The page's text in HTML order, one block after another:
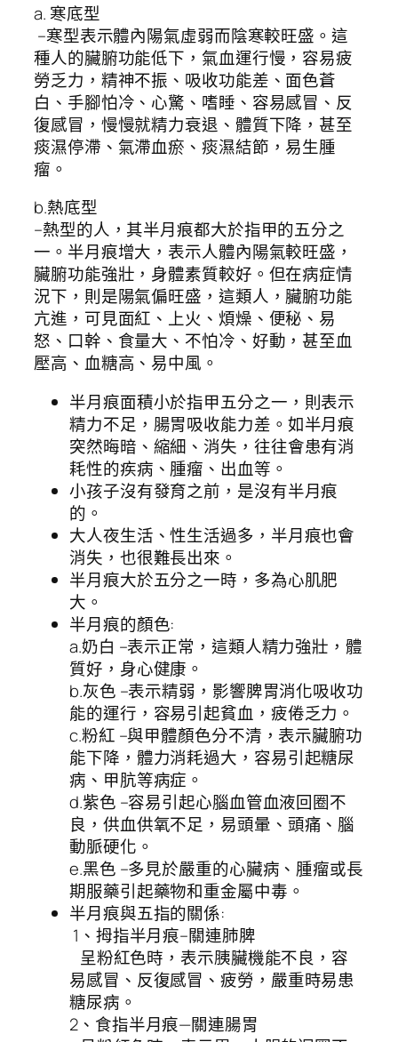
a. 寒底型
–寒型表示體內陽氣虛弱而陰寒較旺盛。這
種人的臟腑功能低下，氣血運行慢，容易疲
勞乏力，精神不振、吸收功能差、面色蒼
白­、手腳怕冷、心驚、嗜睡、容易感冒、反
復感冒，慢慢就精力衰退、體質下降，甚至
痰濕停滯、氣滯血瘀、痰濕結節，易生腫
瘤。
b.熱底型
–熱型的人，其半月痕都大於指甲的五分之
一。半月痕增大，表示人體內陽氣較旺盛，
臟腑功能強壯，身體素質較好。但在病症情
況下­，則是陽氣偏旺盛，這類人，臟腑功能
亢進，可見面紅、上火、煩燥、便秘、易
怒、口幹、食量大、不怕冷、好動，甚至血
壓高、血糖高、易中風。
半月痕面積小於指甲五分之一，則表示
精力不足，腸胃吸收能力差。如半月痕
突然晦暗、縮細、消失，往往會患有消
耗性的疾病、腫瘤、出血等。
小孩子沒有發育之前，是沒有半月痕
的。
大人夜生活、性生活過多，半月痕也會
消失，也很難長出來。
半月痕大於五分之一時，多為心肌肥
大。
半月痕的顏色:
a.奶白 –表示正常，這類人精力強壯，體
質好，身心健康。
b.灰色 –表示精弱，影響脾胃消化吸收功
能的運行，容易引起貧血，疲倦乏力。
c.粉紅 –與甲體顏色分不清，表示臟腑功
能下降，體力消耗過大，容易引起糖尿
病、甲肮等病症。
d.紫色 –容易引起心腦血管血液回圈不
良，供血供氧不足，易頭暈、頭痛、腦
動脈硬化。
e.黑色 –多見於嚴重的心臟病、腫瘤或長
期服藥引起藥物和重金屬中毒。
半月痕與五指的關係:
1、拇指半月痕–關連肺脾
呈粉紅色時，表示胰臟機能不良，容
易感冒、反復感冒、疲勞，嚴重時易患
糖尿病。
2、食指半月痕—關連腸胃